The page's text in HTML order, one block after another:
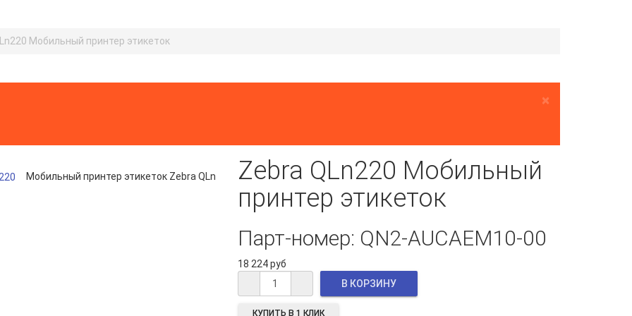
Мобильный принтер этикеток
×
Мобильный принтер этикеток Zebra QLn
Zebra QLn220 Мобильный
принтер этикеток
Парт-номер: QN2-AUCAEM10-00
18 224 руб
КУПИТЬ В 1 КЛИК